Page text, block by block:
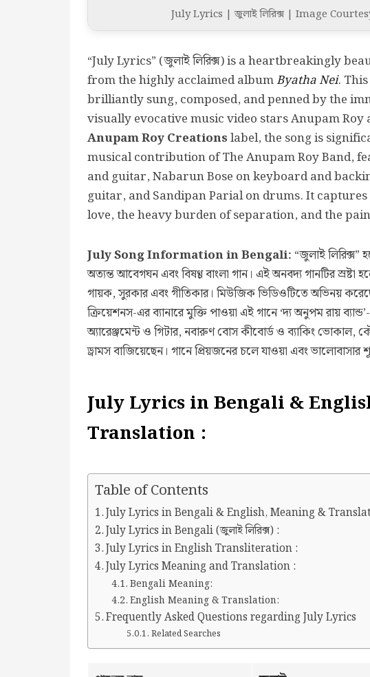
July Lyrics | জুলাই লিরিক্স | Image
“July Lyrics” (জুলাই লিরিক্স) is a heartbreakingly
from the highly acclaimed albumByatha Nei.
brilliantly sung, composed, and penned by the
visually evocative music video stars Anupam Roy
Anupam Roy Creationslabel, the song is
musical contribution of The Anupam Roy Band,
and guitar, Nabarun Bose on keyboard and
guitar, and Sandipan Parial on drums. It
love, the heavy burden of separation, and the
July Song Information in Bengali: “জুলাই লিরিক্স”
অত্যন্ত আবেগঘন এবং বিষণ্ণ বাংলা গান। এই অনবদ্য গানটির স্রষ্টা
গায়ক, সুরকার এবং গীতিকার। মিউজিক ভিডিওটিতে অভিনয়
ক্রিয়েশনস-এর ব্যানারে মুক্তি পাওয়া এই গানে ‘দ্য অনুপম রায়
অ্যারেঞ্জমেন্ট ও গিটার, নবারুণ বোস কীবোর্ড ও ব্যাকিং ভোকাল,
ড্রামস বাজিয়েছেন। গানে প্রিয়জনের চলে যাওয়া এবং
July Lyrics in Bengali &
Translation :
Table of Contents
July Lyrics in Bengali & English, Meaning &
July Lyrics in Bengali (জুলাই লিরিক্স) :
July Lyrics in English Transliteration :
July Lyrics Meaning and Translation :
Bengali Meaning:
English Meaning & Translation:
Frequently Asked Questions regarding July Lyrics
Related Searches